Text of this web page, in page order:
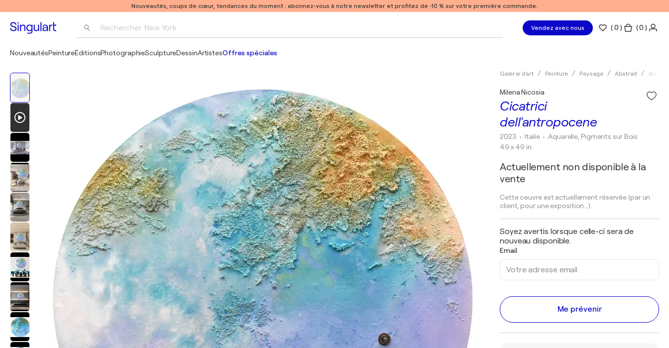
Nouveautés, coups de cœur, tendances du moment : abonnez-vous à notre newsletter et profitez de -10 % sur votre première commande.
Rechercher New York Vendez avec nous (0 ) ( 0 )
NouveautésPeintureÉditionsPhotographieSculptureDessinArtistesOffres spéciales
Galerie d'art Peinture Paysage Abstrait
Cicatrici
dell'antropocene
Milena Nicosia
2023 • Italie •Aquarelle, Pigments sur Bois
49 x 49 in
Actuellement non disponible à la
vente
Cette oeuvre est actuellement réservée (par un
client, pour une exposition...).
Soyez avertis lorsque celle-ci sera de
nouveau disponible.
Email
Me prévenir